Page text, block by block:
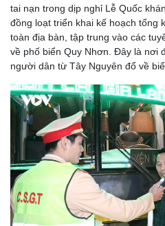
tai nạn trong dịp nghỉ Lễ Quốc
đồng loạt triển khai kế hoạch tổng
toàn địa bàn, tập trung vào các
về phố biển Quy Nhơn. Đây là nơi
người dân từ Tây Nguyên đổ về